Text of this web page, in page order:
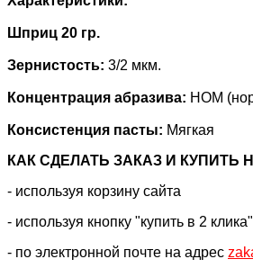
Шприц 20 гр.
Зернистость: 3/2 мкм.
Концентрация абразива: НОМ
Консистенция пасты: Мягкая
КАК CДЕЛАТЬ ЗАКАЗ И КУПИТЬ
- используя корзину сайта
- используя кнопку "купить в 2 клика"
- по электронной почте на адрес